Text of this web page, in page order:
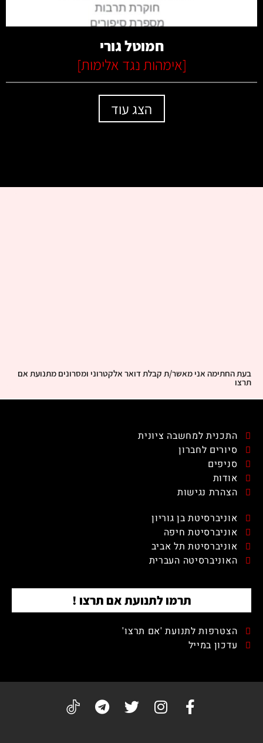
חמוטל גורי
[אימהות נגד אלימות]
הצג עוד
בעת החתימה אני מאשר/ת קבלת דואר אלקטרוני ומסרונים מתנועת אם
תרצו
התכנית למחשבה ציונית
סיורים לחברון
סניפים
אודות
הצהרת נגישות
אוניברסיטת בן גוריון
אוניברסיטת חיפה
אוניברסיטת תל אביב
האוניברסיטה העברית
תרמו לתנועת אם תרצו !
הצטרפות לתנועת 'אם תרצו'
עדכון במייל